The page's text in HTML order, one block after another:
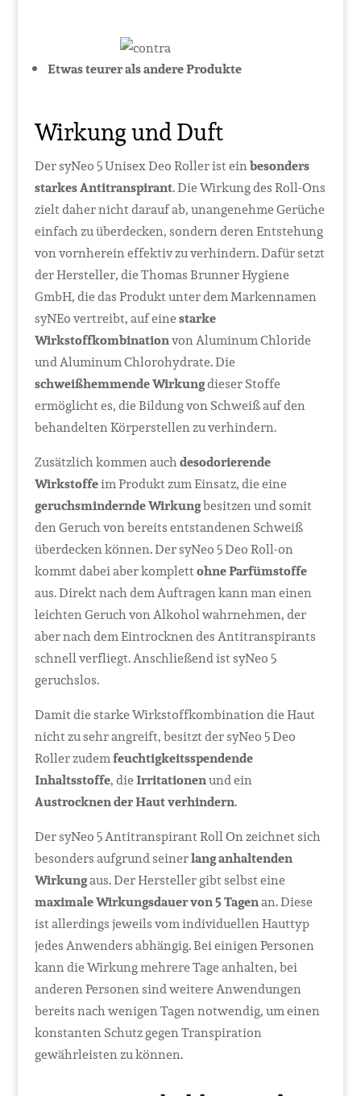
Etwas teurer als andere Produkte
Wirkung und Duft
Der syNeo 5 Unisex Deo Roller ist einbesonders
starkes Antitranspirant. Die Wirkung des Roll-Ons
zielt daher nicht darauf ab, unangenehme Gerüche
einfach zu überdecken, sondern deren Entstehung
von vornherein effektiv zu verhindern. Dafür setzt
der Hersteller, die Thomas Brunner Hygiene
GmbH, die das Produkt unter dem Markennamen
syNEo vertreibt, auf einestarke
Wirkstoffkombinationvon Aluminum Chloride
und Aluminum Chlorohydrate. Die
schweißhemmende Wirkungdieser Stoffe
ermöglicht es, die Bildung von Schweiß auf den
behandelten Körperstellen zu verhindern.
Zusätzlich kommen auchdesodorierende
Wirkstoffeim Produkt zum Einsatz, die eine
geruchsmindernde Wirkungbesitzen und somit
den Geruch von bereits entstandenen Schweiß
überdecken können. Der syNeo 5 Deo Roll-on
kommt dabei aber komplettohne Parfümstoffe
aus. Direkt nach dem Auftragen kann man einen
leichten Geruch von Alkohol wahrnehmen, der
aber nach dem Eintrocknen des Antitranspirants
schnell verfliegt. Anschließend ist syNeo 5
geruchslos.
Damit die starke Wirkstoffkombination die Haut
nicht zu sehr angreift, besitzt der syNeo 5 Deo
Roller zudemfeuchtigkeitsspendende
Inhaltsstoffe, dieIrritationenund ein
Austrocknen der Haut verhindern.
Der syNeo 5 Antitranspirant Roll On zeichnet sich
besonders aufgrund seinerlang anhaltenden
Wirkungaus. Der Hersteller gibt selbst eine
maximale Wirkungsdauer von 5 Tagenan. Diese
ist allerdings jeweils vom individuellen Hauttyp
jedes Anwenders abhängig. Bei einigen Personen
kann die Wirkung mehrere Tage anhalten, bei
anderen Personen sind weitere Anwendungen
bereits nach wenigen Tagen notwendig, um einen
konstanten Schutz gegen Transpiration
gewährleisten zu können.